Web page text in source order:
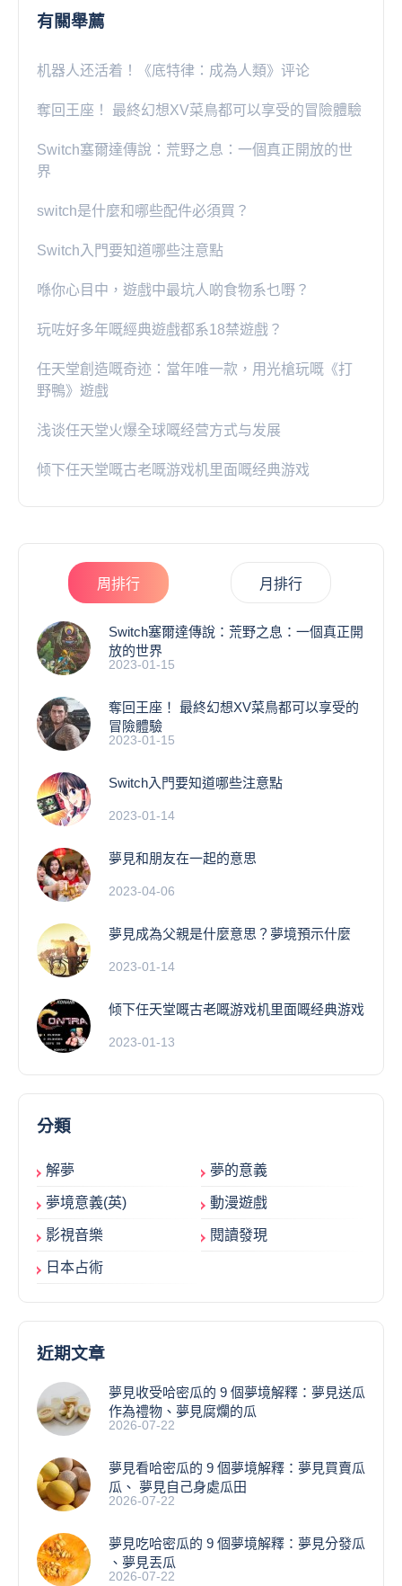
有關舉薦
机器人还活着！《底特律：成為人類》评论
奪回王座！ 最終幻想XV菜鳥都可以享受的冒險體驗
Switch塞爾達傳說：荒野之息：一個真正開放的世
界
switch是什麼和哪些配件必須買？
Switch入門要知道哪些注意點
喺你心目中，遊戲中最坑人啲食物系乜嘢？
玩咗好多年嘅經典遊戲都系18禁遊戲？
任天堂創造嘅奇迹：當年唯一款，用光槍玩嘅《打
野鴨》遊戲
浅谈任天堂火爆全球嘅经营方式与发展
倾下任天堂嘅古老嘅游戏机里面嘅经典游戏
周排行 月排行
Switch塞爾達傳說：荒野之息：一個真正開
放的世界
2023-01-15
奪回王座！ 最終幻想XV菜鳥都可以享受的
冒險體驗
2023-01-15
Switch入門要知道哪些注意點
2023-01-14
夢見和朋友在一起的意思
2023-04-06
夢見成為父親是什麼意思？夢境預示什麼
2023-01-14
倾下任天堂嘅古老嘅游戏机里面嘅经典游戏
2023-01-13
分類
解夢 夢的意義
夢境意義(英) 動漫遊戲
影視音樂 閱讀發現
日本占術
近期文章
夢見收受哈密瓜的 9 個夢境解釋：夢見送瓜
作為禮物、夢見腐爛的瓜
2026-07-22
夢見看哈密瓜的 9 個夢境解釋：夢見買賣瓜
瓜、 夢見自己身處瓜田
2026-07-22
夢見吃哈密瓜的 9 個夢境解釋：夢見分發瓜
、夢見丟瓜
2026-07-22